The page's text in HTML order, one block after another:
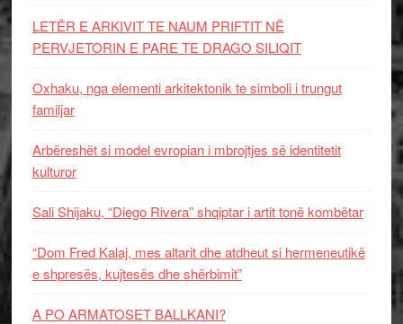
LETËR E ARKIVIT TE NAUM PRIFTIT NË
PERVJETORIN E PARE TE DRAGO SILIQIT
Oxhaku, nga elementi arkitektonik te simboli i trungut
familjar
Arbëreshët si model evropian i mbrojtjes së identitetit
kulturor
Sali Shijaku, “Diego Rivera” shqiptar i artit tonë kombëtar
“Dom Fred Kalaj, mes altarit dhe atdheut si hermeneutikë
e shpresës, kujtesës dhe shërbimit”
A PO ARMATOSET BALLKANI?